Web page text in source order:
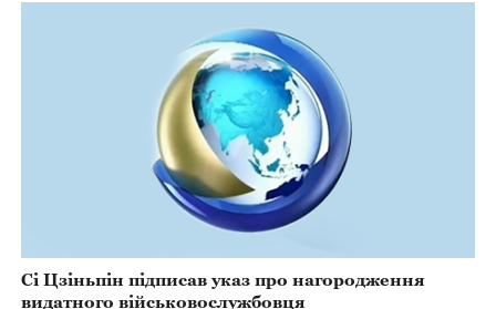
Сі Цзіньпін підписав указ про нагородження
видатного військовослужбовця